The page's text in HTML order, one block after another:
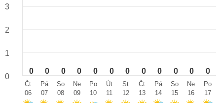
0 0 0 0 0 0 0 0 0 0 0 0
3
2
1
0
Čt
06
Pá
07
So
08
Ne
09
Po
10
Út
11
St
12
Čt
13
Pá
14
So
15
Ne
16
Po
17